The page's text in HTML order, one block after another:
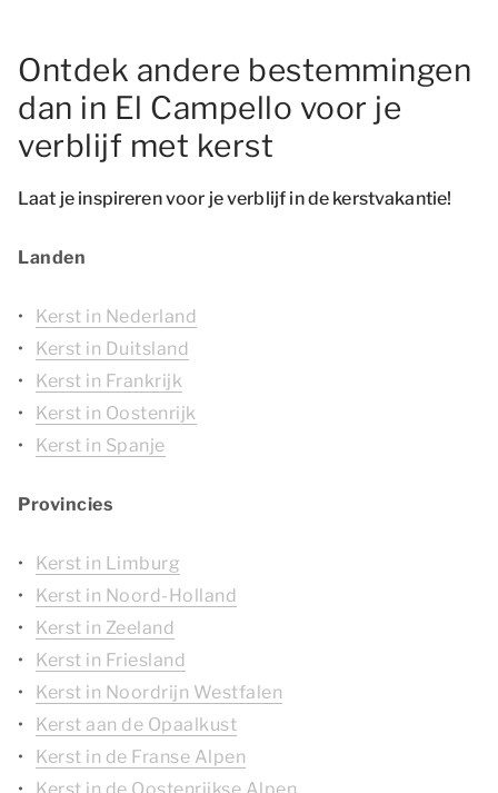
Ontdek andere bestemmingen
dan in El Campello voor je
verblijf met kerst
Laat je inspireren voor je verblijf in de kerstvakantie!
Landen
Kerst in Nederland
Kerst in Duitsland
Kerst in Frankrijk
Kerst in Oostenrijk
Kerst in Spanje
Provincies
Kerst in Limburg
Kerst in Noord-Holland
Kerst in Zeeland
Kerst in Friesland
Kerst in Noordrijn Westfalen
Kerst aan de Opaalkust
Kerst in de Franse Alpen
Kerst in de Oostenrijkse Alpen